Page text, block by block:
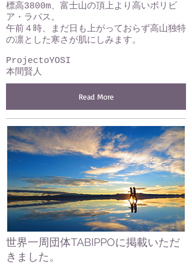
標高3800m、富士山の頂上より高いボリビ
ア・ラパス。
午前４時、まだ日も上がっておらず高山独特
の凛とした寒さが肌にしみます。
ProjectoYOSI
本間賢人
Read More
世界一周団体TABIPPOに掲載いただ
きました。